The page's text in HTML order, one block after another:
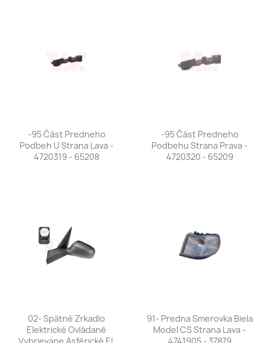
-95 Část Predneho
Podbeh U Strana Lava -
4720319 - 65208
-95 Část Predneho
Podbehu Strana Prava -
4720320 - 65209
02- Spätné Zrkadlo
Elektrické Ovládané
Vyhrievane Asférické El.
91- Predna Smerovka Biela
Model CS Strana Lava -
4741905 - 37879